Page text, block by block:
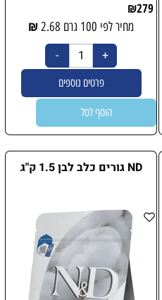
₪279
מחיר לפי 100 גרם 2.68
₪
פרטים נוספים
הוסף לסל
ND גורים כלב לבן 1.5 ק"ג